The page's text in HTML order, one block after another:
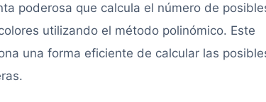
poderosa que calcula el número de
utilizando el método polinómico. Este
una forma eficiente de calcular las